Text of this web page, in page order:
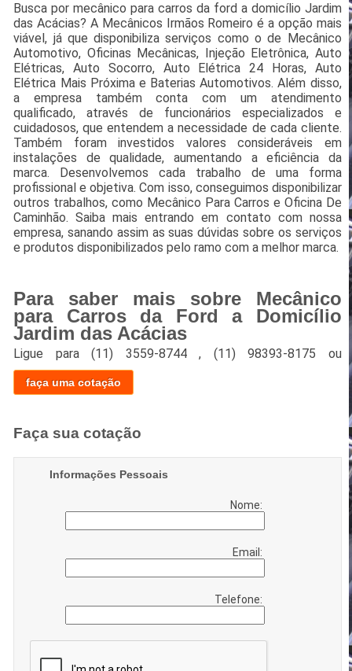
Busca por mecânico para carros da ford a domicílio Jardim
das Acácias? A Mecânicos Irmãos Romeiro é a opção mais
viável, já que disponibiliza serviços como o de Mecânico
Automotivo, Oficinas Mecânicas, Injeção Eletrônica, Auto
Elétricas, Auto Socorro, Auto Elétrica 24 Horas, Auto
Elétrica Mais Próxima e Baterias Automotivos. Além disso,
a empresa também conta com um atendimento
qualificado, através de funcionários especializados e
cuidadosos, que entendem a necessidade de cada cliente.
Também foram investidos valores consideráveis em
instalações de qualidade, aumentando a eficiência da
marca. Desenvolvemos cada trabalho de uma forma
profissional e objetiva. Com isso, conseguimos disponibilizar
outros trabalhos, como Mecânico Para Carros e Oficina De
Caminhão. Saiba mais entrando em contato com nossa
empresa, sanando assim as suas dúvidas sobre os serviços
e produtos disponibilizados pelo ramo com a melhor marca.
Para saber mais sobre Mecânico
para Carros da Ford a Domicílio
Jardim das Acácias
Ligue para(11) 3559-8744 , (11) 98393-8175 ou
faça uma cotação
Faça sua cotação
Informações Pessoais
Nome:
Email:
Telefone: